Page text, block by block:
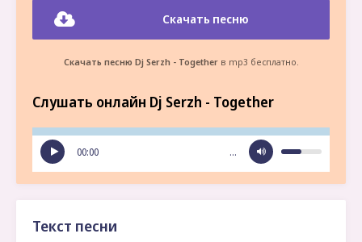
Скачать песню
Скачать песню Dj Serzh - Togetherв mp3 бесплатно.
Слушать онлайн Dj Serzh - Together
00:00 …
Текст песни